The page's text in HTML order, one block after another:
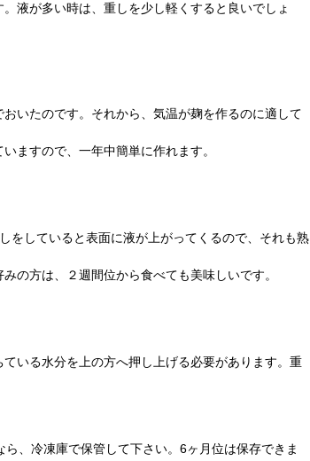
液が多い時は、重しを少し軽くすると良いでしょ
いたのです。それから、気温が麹を作るのに適して
ますので、一年中簡単に作れます。
をしていると表面に液が上がってくるので、それも熟
の方は、２週間位から食べても美味しいです。
いる水分を上の方へ押し上げる必要があります。重
、冷凍庫で保管して下さい。6ヶ月位は保存できま